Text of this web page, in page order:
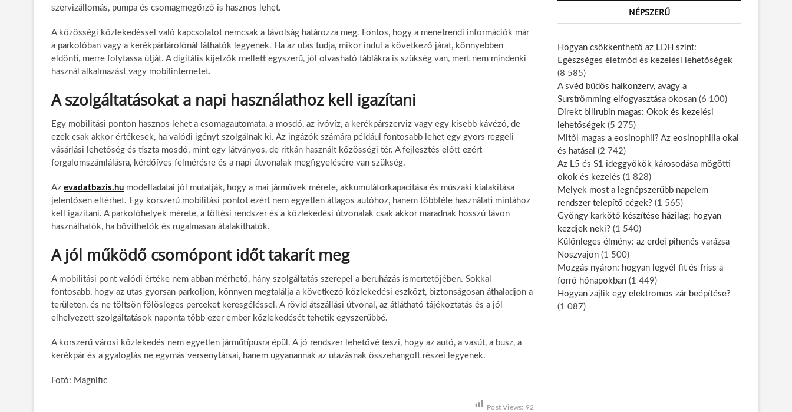
szervizállomás, pumpa és csomagmegőrző is hasznos lehet.
A közösségi közlekedéssel való kapcsolatot nemcsak a távolság határozza meg. Fontos, hogy a menetrendi információk már
a parkolóban vagy a kerékpártárolónál láthatók legyenek. Ha az utas tudja, mikor indul a következő járat, könnyebben
eldönti, merre folytassa útját. A digitális kijelzők mellett egyszerű, jól olvasható táblákra is szükség van, mert nem mindenki
használ alkalmazást vagy mobilinternetet.
A szolgáltatásokat a napi használathoz kell igazítani
Egy mobilitási ponton hasznos lehet a csomagautomata, a mosdó, az ivóvíz, a kerékpárszerviz vagy egy kisebb kávézó, de
ezek csak akkor értékesek, ha valódi igényt szolgálnak ki. Az ingázók számára például fontosabb lehet egy gyors reggeli
vásárlási lehetőség és tiszta mosdó, mint egy látványos, de ritkán használt közösségi tér. A fejlesztés előtt ezért
forgalomszámlálásra, kérdőíves felmérésre és a napi útvonalak megfigyelésére van szükség.
Az evadatbazis.hu modelladatai jól mutatják, hogy a mai járművek mérete, akkumulátorkapacitása és műszaki kialakítása
jelentősen eltérhet. Egy korszerű mobilitási pontot ezért nem egyetlen átlagos autóhoz, hanem többféle használati mintához
kell igazítani. A parkolóhelyek mérete, a töltési rendszer és a közlekedési útvonalak csak akkor maradnak hosszú távon
használhatók, ha bővíthetők és rugalmasan átalakíthatók.
A jól működő csomópont időt takarít meg
A mobilitási pont valódi értéke nem abban mérhető, hány szolgáltatás szerepel a beruházás ismertetőjében. Sokkal
fontosabb, hogy az utas gyorsan parkoljon, könnyen megtalálja a következő közlekedési eszközt, biztonságosan áthaladjon a
területen, és ne töltsön fölösleges perceket keresgéléssel. A rövid átszállási útvonal, az átlátható tájékoztatás és a jól
elhelyezett szolgáltatások naponta több ezer ember közlekedését tehetik egyszerűbbé.
A korszerű városi közlekedés nem egyetlen járműtípusra épül. A jó rendszer lehetővé teszi, hogy az autó, a vasút, a busz, a
kerékpár és a gyaloglás ne egymás versenytársai, hanem ugyanannak az utazásnak összehangolt részei legyenek.
Fotó: Magnific
Post Views: 92
NÉPSZERŰ
Hogyan csökkenthető az LDH szint:
Egészséges életmód és kezelési lehetőségek
(8 585)
A svéd büdös halkonzerv, avagy a
Surströmming elfogyasztása okosan (6 100)
Direkt bilirubin magas: Okok és kezelési
lehetőségek (5 275)
Mitől magas a eosinophil? Az eosinophilia okai
és hatásai (2 742)
Az L5 és S1 ideggyökök károsodása mögötti
okok és kezelés (1 828)
Melyek most a legnépszerűbb napelem
rendszer telepítő cégek? (1 565)
Gyöngy karkötő készítése házilag: hogyan
kezdjek neki? (1 540)
Különleges élmény: az erdei pihenés varázsa
Noszvajon (1 500)
Mozgás nyáron: hogyan legyél fit és friss a
forró hónapokban (1 449)
Hogyan zajlik egy elektromos zár beépítése?
(1 087)